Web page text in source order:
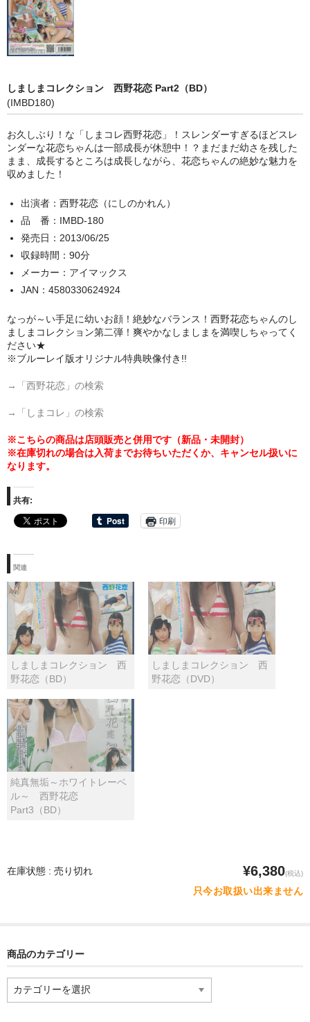
しましまコレクション 西野花恋 Part2（BD）
(IMBD180)
お久しぶり！な「しまコレ西野花恋」！スレンダーすぎるほどスレ
ンダーな花恋ちゃんは一部成長が休憩中！？まだまだ幼さを残した
まま、成長するところは成長しながら、花恋ちゃんの絶妙な魅力を
収めました！
出演者：西野花恋（にしのかれん）
品 番：IMBD-180
発売日：2013/06/25
収録時間：90分
メーカー：アイマックス
JAN：4580330624924
なっが～い手足に幼いお顔！絶妙なバランス！西野花恋ちゃんのし
ましまコレクション第二弾！爽やかなしましまを満喫しちゃってく
ださい★
※ブルーレイ版オリジナル特典映像付き!!
→「西野花恋」の検索
→「しまコレ」の検索
※こちらの商品は店頭販売と併用です（新品・未開封）
※在庫切れの場合は入荷までお待ちいただくか、キャンセル扱いに
なります。
共有:
印刷
関連
しましまコレクション 西
野花恋（BD）
しましまコレクション 西
野花恋（DVD）
純真無垢～ホワイトレーベ
ル～ 西野花恋
Part3（BD）
在庫状態 : 売り切れ ¥6,380(税込)
只今お取扱い出来ません
商品のカテゴリー